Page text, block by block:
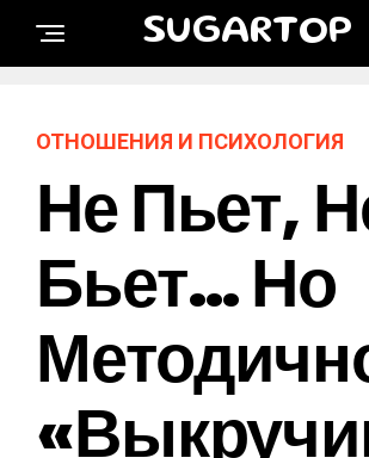
SUGARTOP
ОТНОШЕНИЯ И ПСИХОЛОГИЯ
Не Пьет,
Бьет… Но